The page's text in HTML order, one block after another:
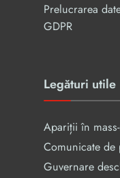
Prelucrarea
GDPR
Legături utile
Apariții în
Comunicate de
Guvernare